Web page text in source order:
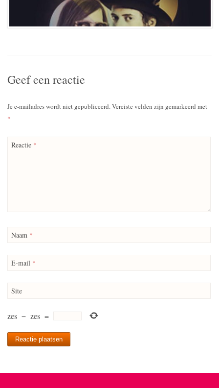
Geef een reactie
Je e-mailadres wordt niet gepubliceerd.Vereiste velden zijn gemarkeerd met
*
Reactie *
Naam *
E-mail *
Site
zes − zes =